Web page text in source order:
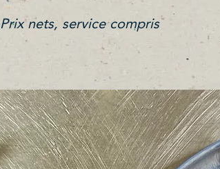
Prix nets, service compris